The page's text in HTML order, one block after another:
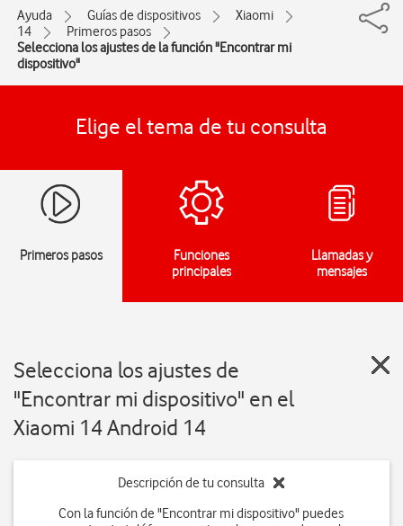
Ayuda Guías de dispositivos
Xiaomi
14
Primeros pasos
Selecciona los ajustes de la función "Encontrar mi
dispositivo"
Elige el tema de tu consulta
Primeros pasos
Funciones
principales
Llamadas y
mensajes
Selecciona los ajustes de
"Encontrar mi dispositivo" en el
Xiaomi 14 Android 14
Descripción de tu consulta
Con la función de "Encontrar mi dispositivo" puedes